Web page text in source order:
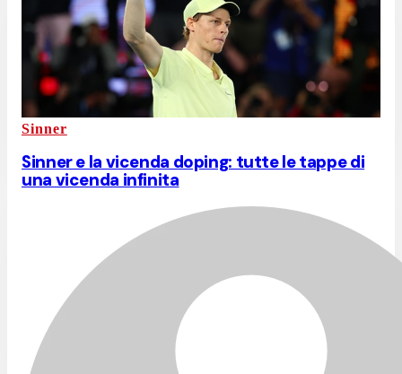
Sinner
Sinner e la vicenda doping: tutte le tappe di
una vicenda infinita